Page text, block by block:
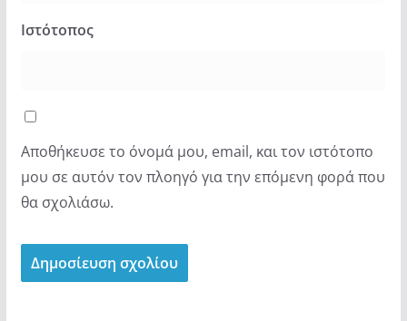
Ιστότοπος
Αποθήκευσε το όνομά μου, email, και τον ιστότοπο
μου σε αυτόν τον πλοηγό για την επόμενη φορά που
θα σχολιάσω.